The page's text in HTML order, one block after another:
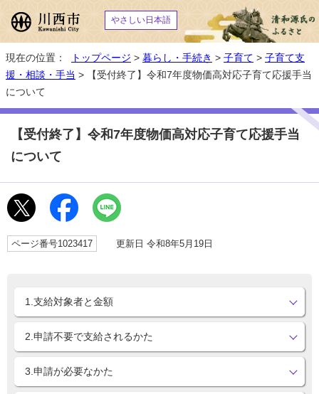
やさしい日本語
現在の位置： トップページ > 暮らし・手続き > 子育て > 子育て支
援・相談・手当 > 【受付終了】令和7年度物価高対応子育て応援手当
について
【受付終了】令和7年度物価高対応子育て応援手当
について
ページ番号1023417 更新日 令和8年5月19日
1.支給対象者と金額
2.申請不要で支給されるかた
3.申請が必要なかた